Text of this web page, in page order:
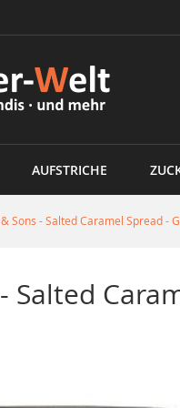
AUFSTRICHE
Sons - Salted Caramel Spread -
Salted